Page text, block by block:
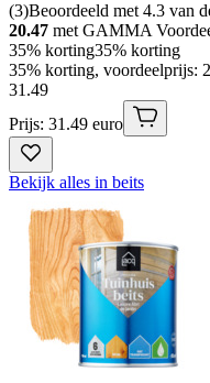
(3)Beoordeeld met 4.3 van
20.47 met GAMMA
35% korting35% korting
35% korting, voordeelprijs:
31 .49
Prijs: 31.49 euro
Bekijk alles in beits